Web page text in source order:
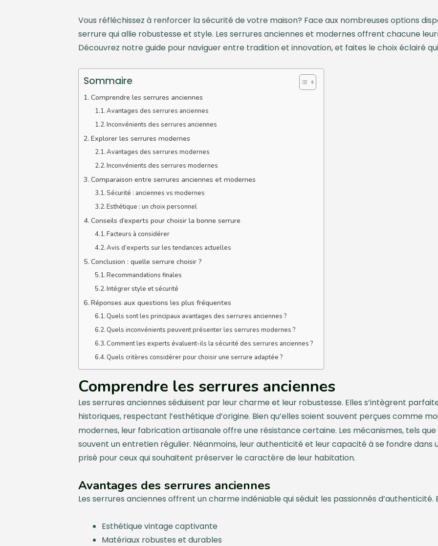
Vous réfléchissez à renforcer la sécurité de votre maison? Face aux nombreuses options
serrure qui allie robustesse et style. Les serrures anciennes et modernes offrent chacune
Découvrez notre guide pour naviguer entre tradition et innovation, et faites le choix éclairé
Sommaire
Comprendre les serrures anciennes
Avantages des serrures anciennes
Inconvénients des serrures anciennes
Explorer les serrures modernes
Avantages des serrures modernes
Inconvénients des serrures modernes
Comparaison entre serrures anciennes et modernes
Sécurité : anciennes vs modernes
Esthétique : un choix personnel
Conseils d’experts pour choisir la bonne serrure
Facteurs à considérer
Avis d’experts sur les tendances actuelles
Conclusion : quelle serrure choisir ?
Recommandations finales
Intégrer style et sécurité
Réponses aux questions les plus fréquentes
Quels sont les principaux avantages des serrures anciennes ?
Quels inconvénients peuvent présenter les serrures modernes ?
Comment les experts évaluent-ils la sécurité des serrures anciennes ?
Quels critères considérer pour choisir une serrure adaptée ?
Comprendre les serrures anciennes
Les serrures anciennes séduisent par leur charme et leur robustesse. Elles s’intègrent
historiques, respectant l’esthétique d’origine. Bien qu’elles soient souvent perçues comme
modernes, leur fabrication artisanale offre une résistance certaine. Les mécanismes, tels que
souvent un entretien régulier. Néanmoins, leur authenticité et leur capacité à se fondre
prisé pour ceux qui souhaitent préserver le caractère de leur habitation.
Avantages des serrures anciennes
Les serrures anciennes offrent un charme indéniable qui séduit les passionnés d’authenticité.
Esthétique vintage captivante
Matériaux robustes et durables